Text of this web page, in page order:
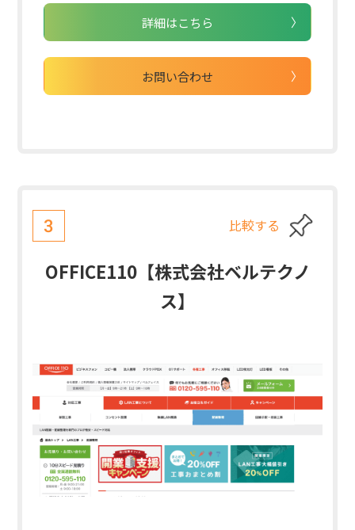
詳細はこちら
お問い合わせ
3 比較する
OFFICE110【株式会社ベルテクノ
ス】